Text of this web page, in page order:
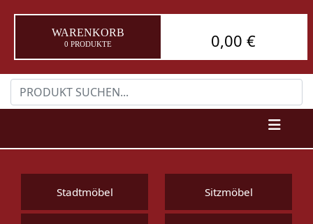
WARENKORB
0 PRODUKTE 0,00 €
Stadtmöbel Sitzmöbel